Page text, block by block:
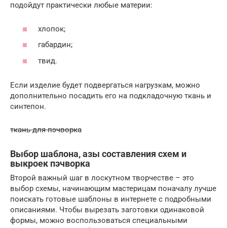
подойдут практически любые материи:
хлопок;
габардин;
твид.
Если изделие будет подвергаться нагрузкам, можно
дополнительно посадить его на подкладочную ткань и
синтепон.
ткань для пэчворка
Выбор шаблона, азы составления схем и
выкроек пэчворка
Второй важный шаг в лоскутном творчестве – это
выбор схемы, начинающим мастерицам поначалу лучше
поискать готовые шаблоны в интернете с подробными
описаниями. Чтобы вырезать заготовки одинаковой
формы, можно воспользоваться специальными